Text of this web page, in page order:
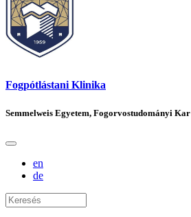
Fogpótlástani Klinika
Semmelweis Egyetem, Fogorvostudományi Kar
en
de